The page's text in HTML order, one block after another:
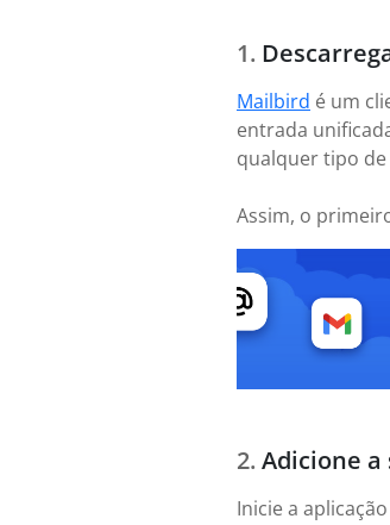
Mailbird é um
entrada
qualquer tipo
Assim, o
Adicione
Inicie a